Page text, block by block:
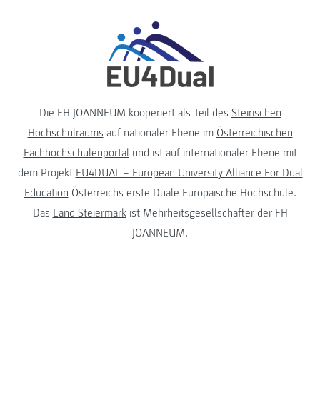
Die FH JOANNEUM kooperiert als Teil des Steirischen
Hochschulraums auf nationaler Ebene im Österreichischen
Fachhochschulenportalund ist auf internationaler Ebene mit
dem Projekt EU4DUAL – European University Alliance For Dual
Education Österreichs erste Duale Europäische Hochschule.
Das Land Steiermarkist Mehrheitsgesellschafter der FH
JOANNEUM.